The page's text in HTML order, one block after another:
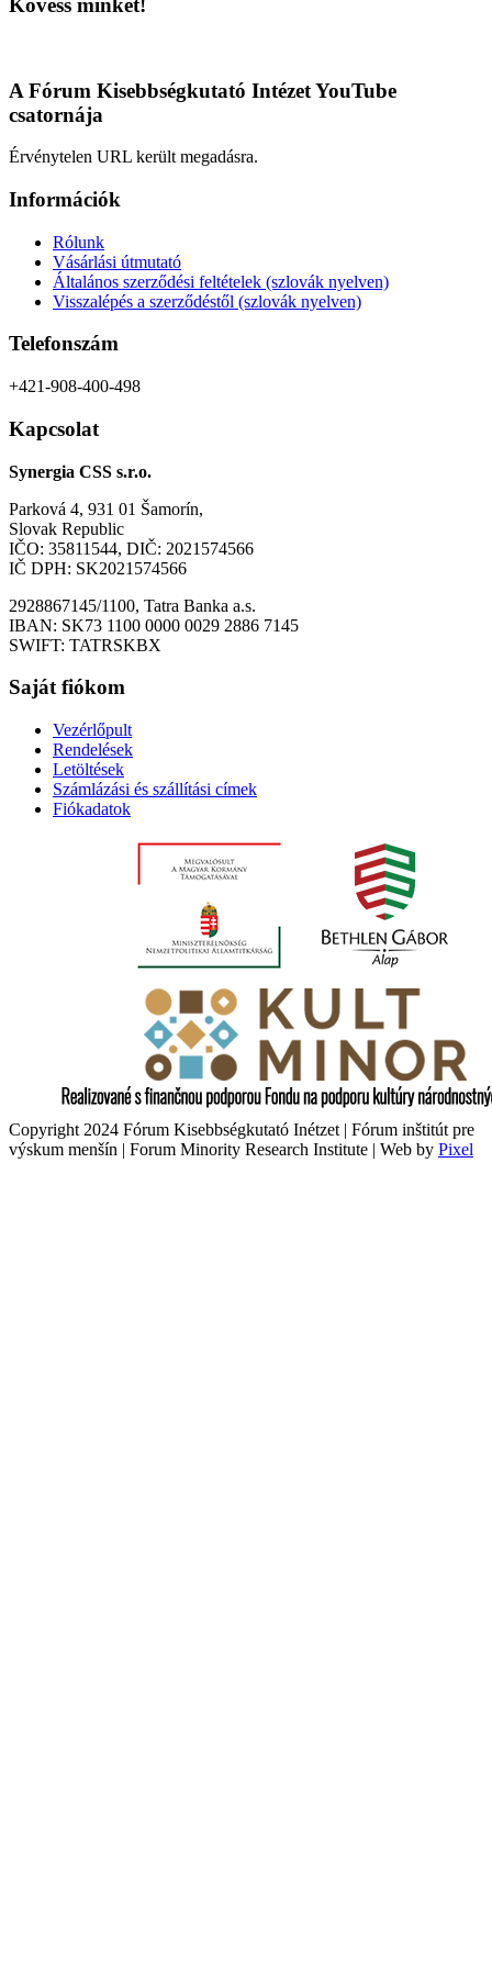
változatok
választhatók
Kövess minket!
A Fórum Kisebbségkutató Intézet YouTube
csatornája
Érvénytelen URL került megadásra.
Információk
Rólunk
Vásárlási útmutató
Általános szerződési feltételek (szlovák nyelven)
Visszalépés a szerződéstől (szlovák nyelven)
Telefonszám
+421-908-400-498
Kapcsolat
Synergia CSS s.r.o.
Parková 4, 931 01 Šamorín,
Slovak Republic
IČO: 35811544, DIČ: 2021574566
IČ DPH: SK2021574566
2928867145/1100, Tatra Banka a.s.
IBAN: SK73 1100 0000 0029 2886 7145
SWIFT: TATRSKBX
Saját fiókom
Vezérlőpult
Rendelések
Letöltések
Számlázási és szállítási címek
Fiókadatok
Copyright 2024 Fórum Kisebbségkutató Inétzet | Fórum inštitút pre
výskum menšín | Forum Minority Research Institute | Web by Pixel